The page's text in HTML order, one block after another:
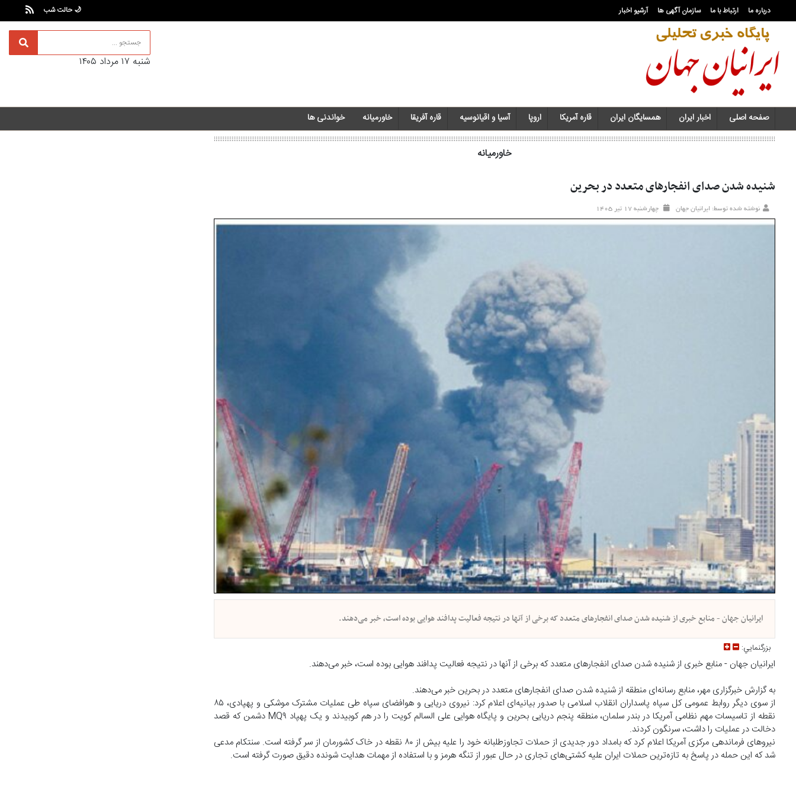
درباره ما ارتباط با ما سازمان آگهی ها آرشیو اخبار 🌙 حالت شب
شنبه ۱۷ مرداد ۱۴۰۵
صفحه اصلی اخبار ایران همسایگان ایران قاره آمریکا اروپا آسیا و اقیانوسیه قاره آفریقا خاورمیانه‌ خواندنی ها
خاورمیانه‌
شنیده شدن صدای انفجارهای متعدد در بحرین
نوشته شده توسط: ایرانیان جهان چهارشنبه ۱۷ تير ۱۴۰۵
ایرانیان جهان - منابع خبری از شنیده شدن صدای انفجارهای متعدد که برخی از آنها در نتیجه فعالیت پدافند هوایی بوده است، خبر می‌دهند.
بزرگنمايي:
ایرانیان جهان - منابع خبری از شنیده شدن صدای انفجارهای متعدد که برخی از آنها در نتیجه فعالیت پدافند هوایی بوده است، خبر می‌دهند.
به گزارش خبرگزاری مهر، منابع رسانه‌ای منطقه از شنیده شدن صدای انفجارهای متعدد در بحرین خبر می‌دهند.
از سوی دیگر روابط عمومی کل سپاه پاسداران انقلاب اسلامی با صدور بیانیه‌ای اعلام کرد: نیروی دریایی و هوافضای سپاه طی عملیات مشترک موشکی و پهپادی، ۸۵
نقطه از تاسیسات مهم نظامی آمریکا در بندر سلمان، منطقه پنجم دریایی بحرین و پایگاه هوایی علی السالم کویت را در هم کوبیدند و یک پهپاد MQ۹ دشمن که قصد
دخالت در عملیات را داشت، سرنگون کردند.
نیروهای فرماندهی مرکزی آمریکا اعلام کرد که بامداد دور جدیدی از حملات تجاوزطلبانه خود را علیه بیش از ۸۰ نقطه در خاک کشورمان از سر گرفته است. سنتکام مدعی
شد که این حمله در پاسخ به تازه‌ترین حملات ایران علیه کشتی‌های تجاری در حال عبور از تنگه هرمز و با استفاده از مهمات هدایت‌ شونده دقیق صورت گرفته است.